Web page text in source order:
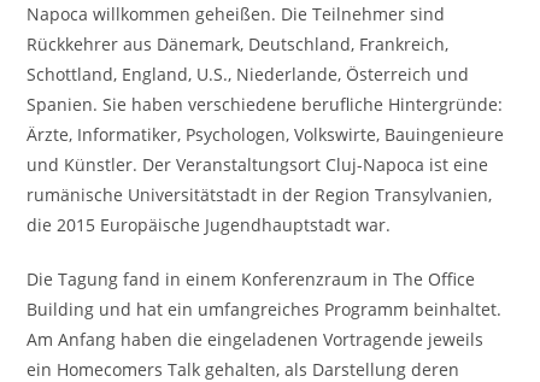
Napoca willkommen geheißen. Die Teilnehmer sind
Rückkehrer aus Dänemark, Deutschland, Frankreich,
Schottland, England, U.S., Niederlande, Österreich und
Spanien. Sie haben verschiedene berufliche Hintergründe:
Ärzte, Informatiker, Psychologen, Volkswirte, Bauingenieure
und Künstler. Der Veranstaltungsort Cluj-Napoca ist eine
rumänische Universitätstadt in der Region Transylvanien,
die 2015 Europäische Jugendhauptstadt war.
Die Tagung fand in einem Konferenzraum in The Office
Building und hat ein umfangreiches Programm beinhaltet.
Am Anfang haben die eingeladenen Vortragende jeweils
ein Homecomers Talk gehalten, als Darstellung deren